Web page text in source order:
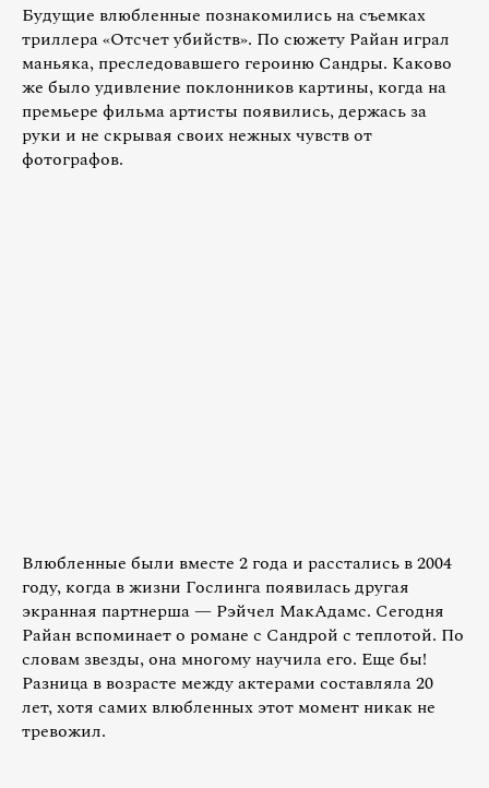
Будущие влюбленные познакомились на съемках
триллера «Отсчет убийств». По сюжету Райан играл
маньяка, преследовавшего героиню Сандры. Каково
же было удивление поклонников картины, когда на
премьере фильма артисты появились, держась за
руки и не скрывая своих нежных чувств от
фотографов.
Влюбленные были вместе 2 года и расстались в 2004
году, когда в жизни Гослинга появилась другая
экранная партнерша — Рэйчел МакАдамс. Сегодня
Райан вспоминает о романе с Сандрой с теплотой. По
словам звезды, она многому научила его. Еще бы!
Разница в возрасте между актерами составляла 20
лет, хотя самих влюбленных этот момент никак не
тревожил.